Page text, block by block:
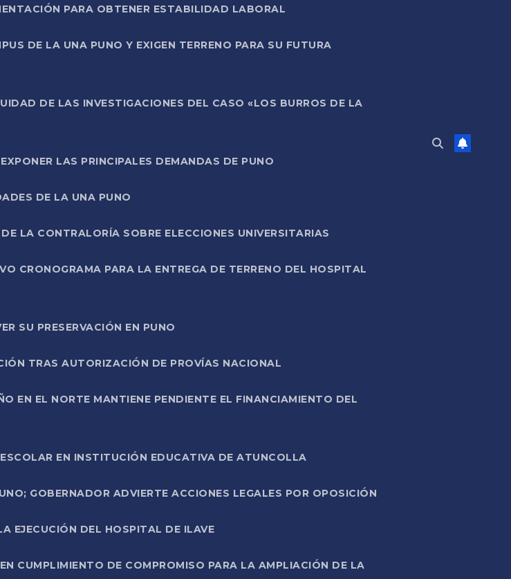
PARA OBTENER ESTABILIDAD LABORAL
DE LA UNA PUNO Y EXIGEN TERRENO PARA SU FUTURA
DE LAS INVESTIGACIONES DEL CASO «LOS BURROS DE LA
LAS PRINCIPALES DEMANDAS DE PUNO
DE LA UNA PUNO
LA CONTRALORÍA SOBRE ELECCIONES UNIVERSITARIAS
CRONOGRAMA PARA LA ENTREGA DE TERRENO DEL HOSPITAL
SU PRESERVACIÓN EN PUNO
TRAS AUTORIZACIÓN DE PROVÍAS NACIONAL
EN EL NORTE MANTIENE PENDIENTE EL FINANCIAMIENTO DEL
EN INSTITUCIÓN EDUCATIVA DE ATUNCOLLA
GOBERNADOR ADVIERTE ACCIONES LEGALES POR OPOSICIÓN
EJECUCIÓN DEL HOSPITAL DE ILAVE
CUMPLIMIENTO DE COMPROMISO PARA LA AMPLIACIÓN DE LA